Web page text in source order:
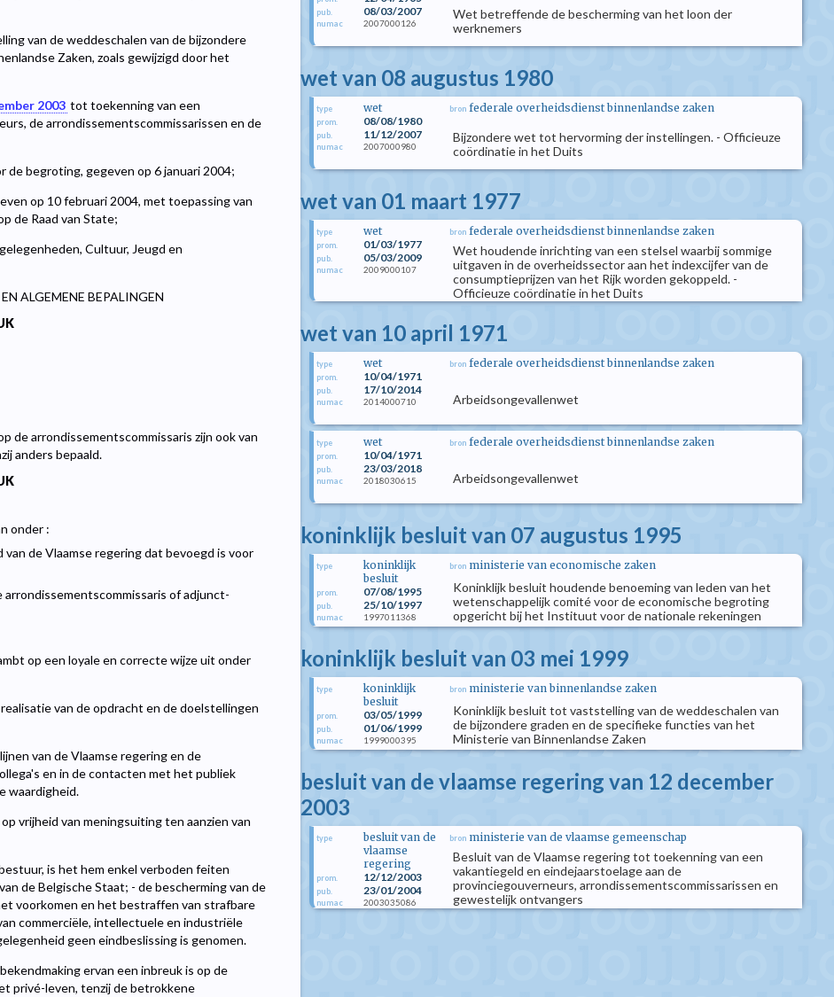
van de weddeschalen van de bijzondere
Zaken, zoals gewijzigd door het
2003 tot toekenning van een
de arrondissementscommissarissen en de
de begroting, gegeven op 6 januari 2004;
op 10 februari 2004, met toepassing van
de Raad van State;
Cultuur, Jeugd en
ALGEMENE BEPALINGEN
de arrondissementscommissaris zijn ook van
anders bepaald.
onder :
de Vlaamse regering dat bevoegd is voor
arrondissementscommissaris of adjunct-
op een loyale en correcte wijze uit onder
van de opdracht en de doelstellingen
van de Vlaamse regering en de
en in de contacten met het publiek
waardigheid.
vrijheid van meningsuiting ten aanzien van
is het hem enkel verboden feiten
de Belgische Staat; - de bescherming van de
voorkomen en het bestraffen van strafbare
commerciële, intellectuele en industriële
geen eindbeslissing is genomen.
ervan een inbreuk is op de
privé-leven, tenzij de betrokkene
pub. 08/03/2007
numac 2007000126
Wet betreffende de bescherming van het loon der
werknemers
wet van 08 augustus 1980
type wet
prom. 08/08/1980
pub. 11/12/2007
numac 2007000980
bron federale overheidsdienst binnenlandse zaken
Bijzondere wet tot hervorming der instellingen. - Officieuze
coördinatie in het Duits
wet van 01 maart 1977
type wet
prom. 01/03/1977
pub. 05/03/2009
numac 2009000107
bron federale overheidsdienst binnenlandse zaken
Wet houdende inrichting van een stelsel waarbij sommige
uitgaven in de overheidssector aan het indexcijfer van de
consumptieprijzen van het Rijk worden gekoppeld. -
Officieuze coördinatie in het Duits
wet van 10 april 1971
type wet
prom. 10/04/1971
pub. 17/10/2014
numac 2014000710
bron federale overheidsdienst binnenlandse zaken
Arbeidsongevallenwet
type wet
prom. 10/04/1971
pub. 23/03/2018
numac 2018030615
bron federale overheidsdienst binnenlandse zaken
Arbeidsongevallenwet
koninklijk besluit van 07 augustus 1995
type
koninklijk
besluit
prom. 07/08/1995
pub. 25/10/1997
numac 1997011368
bron ministerie van economische zaken
Koninklijk besluit houdende benoeming van leden van het
wetenschappelijk comité voor de economische begroting
opgericht bij het Instituut voor de nationale rekeningen
koninklijk besluit van 03 mei 1999
type
koninklijk
besluit
prom. 03/05/1999
pub. 01/06/1999
numac 1999000395
bron ministerie van binnenlandse zaken
Koninklijk besluit tot vaststelling van de weddeschalen van
de bijzondere graden en de specifieke functies van het
Ministerie van Binnenlandse Zaken
besluit van de vlaamse regering van 12 december
2003
type
besluit van de
vlaamse
regering
prom. 12/12/2003
pub. 23/01/2004
numac 2003035086
bron ministerie van de vlaamse gemeenschap
Besluit van de Vlaamse regering tot toekenning van een
vakantiegeld en eindejaarstoelage aan de
provinciegouverneurs, arrondissementscommissarissen en
gewestelijk ontvangers